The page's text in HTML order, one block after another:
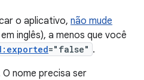
o aplicativo, não mude
em inglês), a menos que você
="false" .
nome precisa ser